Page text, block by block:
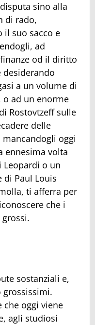
sino alla
di rado,
il suo sacco e
ad
od il diritto
desiderando
a un volume di
o ad un enorme
Rostovtzeff sulle
delle
oggi
ennesima volta
Leopardi o un
di Paul Louis
ti afferra per
che i
sostanziali e,
grossissimi.
oggi viene
agli studiosi